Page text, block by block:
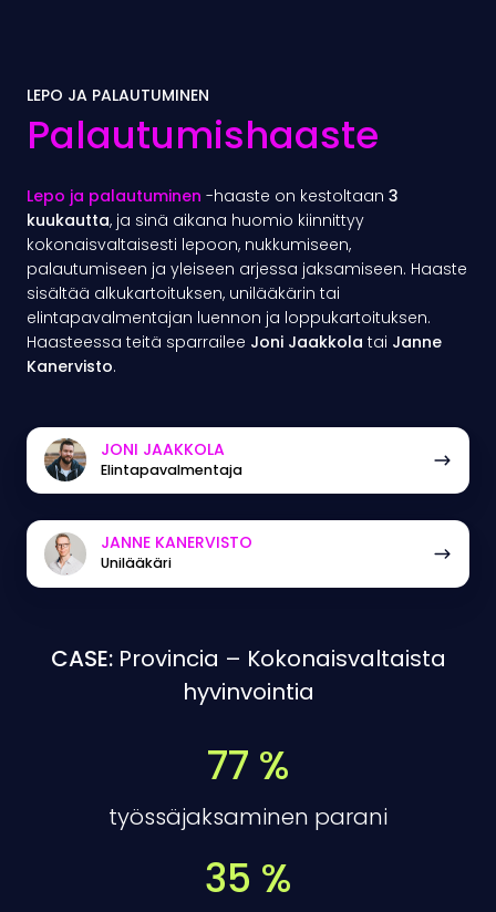
LEPO JA PALAUTUMINEN
Palautumishaaste
Lepo ja palautuminen -haaste on kestoltaan 3
kuukautta, ja sinä aikana huomio kiinnittyy
kokonaisvaltaisesti lepoon, nukkumiseen,
palautumiseen ja yleiseen arjessa jaksamiseen. Haaste
sisältää alkukartoituksen, unilääkärin tai
elintapavalmentajan luennon ja loppukartoituksen.
Haasteessa teitä sparrailee Joni Jaakkola tai Janne
Kanervisto.
JONI JAAKKOLA
Elintapavalmentaja
Joni
Jaakkola
JANNE KANERVISTO
Unilääkäri
Janne
Kanervisto
CASE:Provincia – Kokonaisvaltaista
hyvinvointia
77 %
työssäjaksaminen parani
35 %